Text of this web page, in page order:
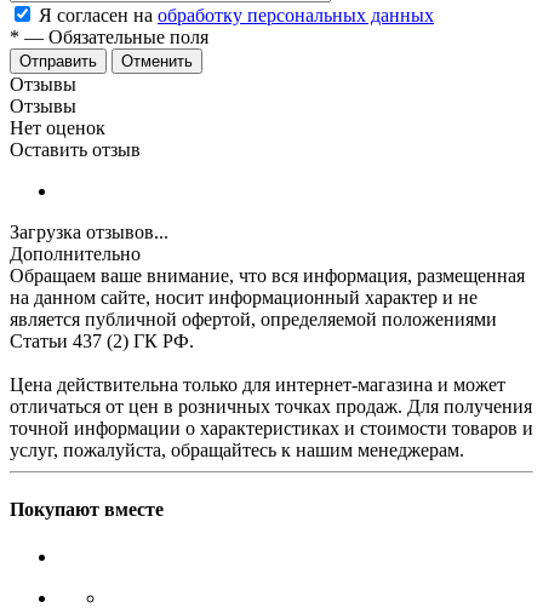
Я согласен на обработку персональных данных
* — Обязательные поля
Отменить
Отзывы
Отзывы
Нет оценок
Оставить отзыв
Загрузка отзывов...
Дополнительно
Обращаем ваше внимание, что вся информация, размещенная
на данном сайте, носит информационный характер и не
является публичной офертой, определяемой положениями
Статьи 437 (2) ГК РФ.
Цена действительна только для интернет-магазина и может
отличаться от цен в розничных точках продаж. Для получения
точной информации о характеристиках и стоимости товаров и
услуг, пожалуйста, обращайтесь к нашим менеджерам.
Покупают вместе